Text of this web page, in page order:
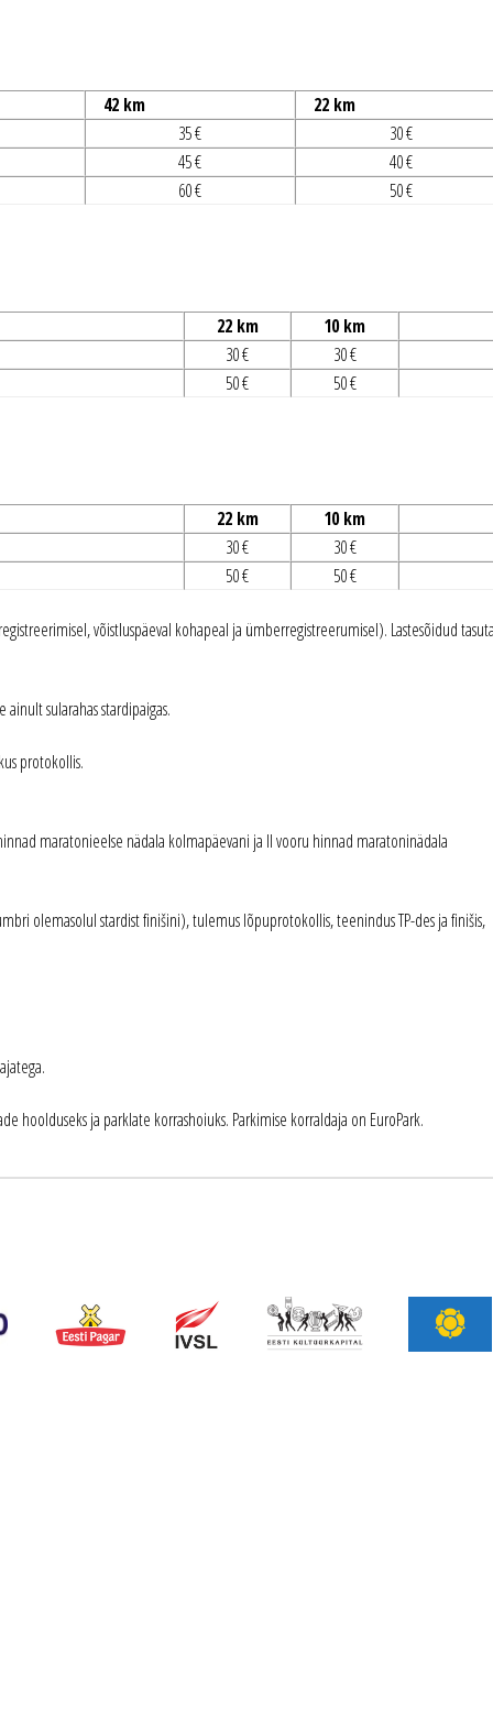
42 km
22 km
35 €
30 €
45 €
40 €
60 € 50 €
22 km
10 km
30 €
30 €
50 € 50 €
22 km
10 km
30 €
30 €
50 € 50 €
võistluspäeval kohapeal ja ümberregistreerumisel). Lastesõidud
sularahas stardipaigas.
protokollis.
maratonieelse nädala kolmapäevani ja II vooru hinnad maratoninädala
olemasolul stardist finišini), tulemus lõpuprotokollis, teenindus TP-des ja finišis,
hoolduseks ja parklate korrashoiuks. Parkimise korraldaja on EuroPark.